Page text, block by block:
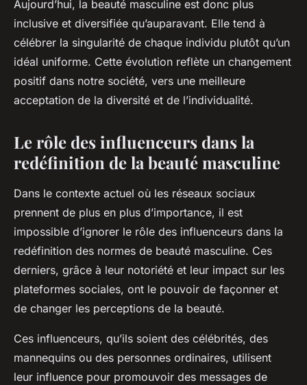
Aujourd’hui, la beauté masculine est donc plus
inclusive et diversifiée qu’auparavant. Elle tend à
célébrer la singularité de chaque individu plutôt qu’un
idéal uniforme. Cette évolution reflète un changement
positif dans notre société, vers une meilleure
acceptation de la diversité et de l’individualité.
Le rôle des influenceurs dans la
redéfinition de la beauté masculine
Dans le contexte actuel où les réseaux sociaux
prennent de plus en plus d’importance, il est
impossible d’ignorer le rôle des influenceurs dans la
redéfinition des normes de beauté masculine. Ces
derniers, grâce à leur notoriété et leur impact sur les
plateformes sociales, ont le pouvoir de façonner et
de changer les perceptions de la beauté.
Ces influenceurs, qu’ils soient des célébrités, des
mannequins ou des personnes ordinaires, utilisent
leur influence pour promouvoir des messages de